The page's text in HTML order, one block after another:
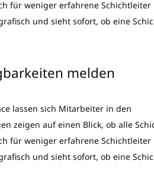
für weniger erfahrene Schichtleiter
und sieht sofort, ob eine
melden
lassen sich Mitarbeiter in den
zeigen auf einen Blick, ob alle
für weniger erfahrene Schichtleiter
und sieht sofort, ob eine